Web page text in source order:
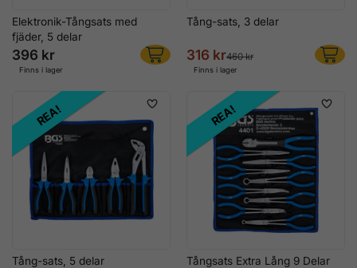
Elektronik-Tångsats med
fjäder, 5 delar
396 kr
Finns i lager
Tång-sats, 3 delar
316 kr460 kr
Finns i lager
REA!
Tång-sats, 5 delar
REA!
Tångsats Extra Lång 9 Delar